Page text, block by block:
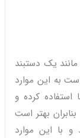
یک دستبند
به این موارد
استفاده کرده و
بهتر است
با این موارد